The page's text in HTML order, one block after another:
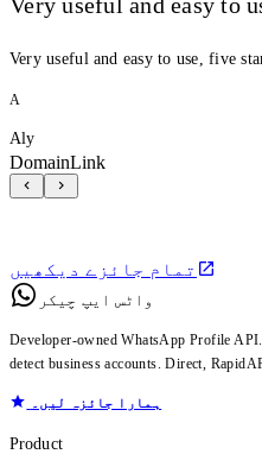
Very useful and easy to use, five
A
Aly
DomainLink
تمام جائزے دیکھیں
واٹس ایپ چیکر
Developer-owned WhatsApp Profile
detect business accounts. Direct,
ہمارا جائزہ لیں۔
Product